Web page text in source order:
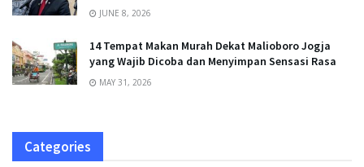
JUNE 8, 2026
14 Tempat Makan Murah Dekat Malioboro Jogja
yang Wajib Dicoba dan Menyimpan Sensasi Rasa
MAY 31, 2026
Categories